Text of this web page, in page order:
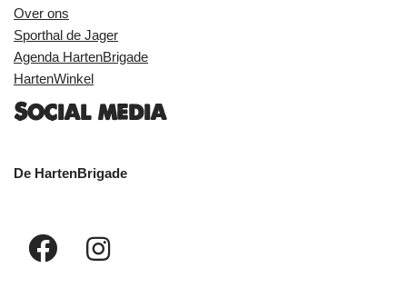
Over ons
Sporthal de Jager
Agenda HartenBrigade
HartenWinkel
Social media
De HartenBrigade